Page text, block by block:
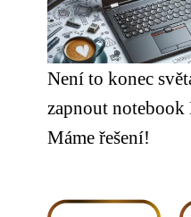
Není to konec
zapnout notebook
Máme řešení!